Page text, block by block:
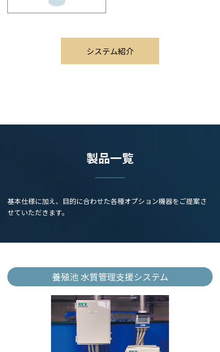
システム紹介
製品一覧
基本仕様に加え、目的に合わせた各種オプション機器をご提案さ
せていただきます。
養殖池 水質管理支援システム